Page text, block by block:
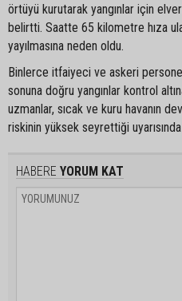
örtüyü kurutarak yangınlar için
belirtti. Saatte 65 kilometre hıza
yayılmasına neden oldu.
Binlerce itfaiyeci ve askeri
sonuna doğru yangınlar kontrol
uzmanlar, sıcak ve kuru havanın
riskinin yüksek seyrettiği
HABERE YORUM KAT